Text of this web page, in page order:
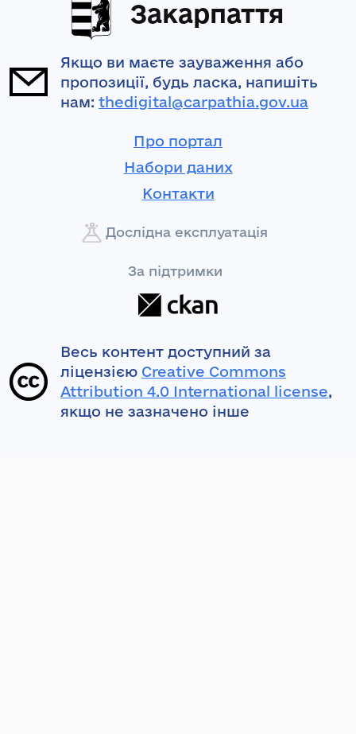
Закарпаття
Якщо ви маєте зауваження або
пропозиції, будь ласка, напишіть
нам: thedigital@carpathia.gov.ua
Про портал
Набори даних
Контакти
Дослідна експлуатація
За підтримки
Весь контент доступний за
ліцензією Creative Commons
Attribution 4.0 International license,
якщо не зазначено інше